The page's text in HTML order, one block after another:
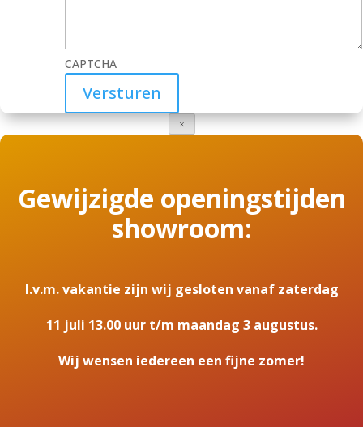
CAPTCHA
×
Gewijzigde openingstijden
showroom:
I.v.m. vakantie zijn wij gesloten vanaf zaterdag
11 juli 13.00 uur t/m maandag 3 augustus.
Wij wensen iedereen een fijne zomer!